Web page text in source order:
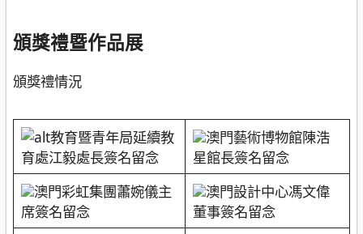
頒獎禮暨作品展
頒獎禮情況
教育暨青年局延續教
育處江毅處長簽名留念
澳門藝術博物館陳浩
星館長簽名留念
澳門彩虹集團蕭婉儀主
席簽名留念
澳門設計中心馮文偉
董事簽名留念